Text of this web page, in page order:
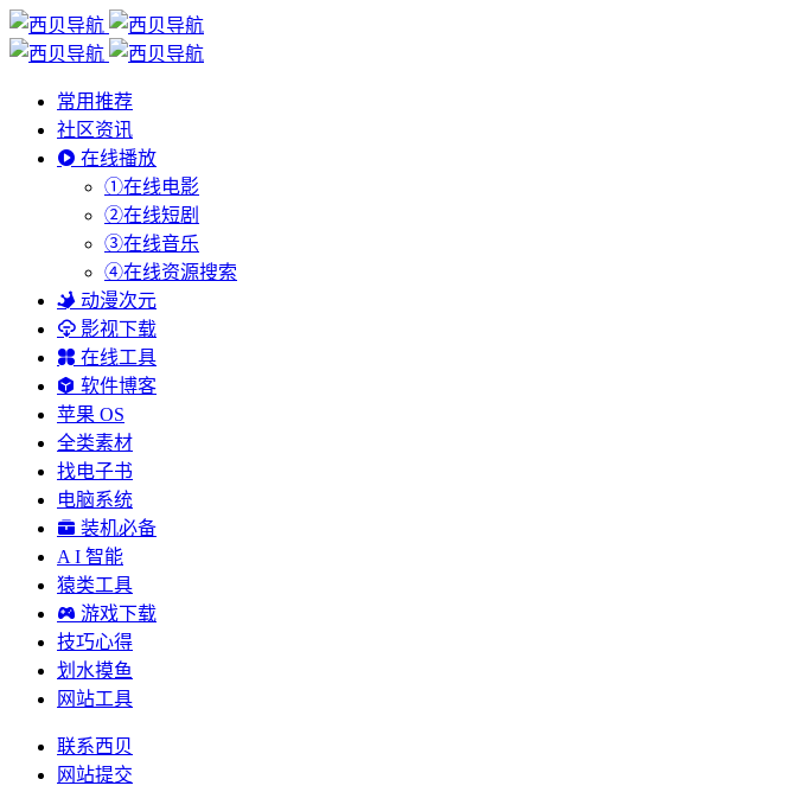
常用推荐
社区资讯
在线播放
①在线电影
②在线短剧
③在线音乐
④在线资源搜索
动漫次元
影视下载
在线工具
软件博客
苹果 OS
全类素材
找电子书
电脑系统
装机必备
A I 智能
猿类工具
游戏下载
技巧心得
划水摸鱼
网站工具
联系西贝
网站提交